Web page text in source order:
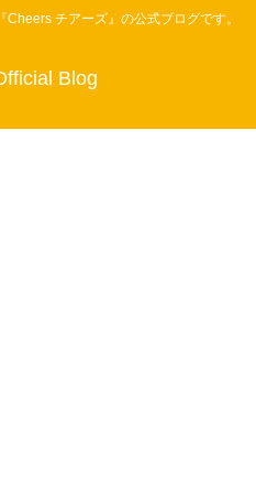
チアーズ』の公式ブログです。
Blog